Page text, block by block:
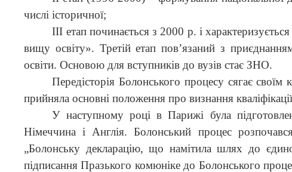
числі історичної;
ІІІ етап починається з 2000 р. і
вищу освіту». Третій етап пов’язаний з
освіти. Основою для вступників до вузів стає ЗНО.
Передісторія Болонського процесу сягає
прийняла основні положення про визнання
У наступному році в Парижі була
Німеччина і Англія. Болонський процес
„Болонську декларацію, що намітила шлях до
підписання Празького комюніке до Болонського